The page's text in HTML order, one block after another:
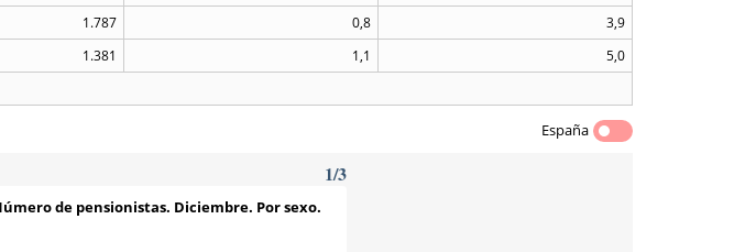
1.787 0,8
3,9
1.381 1,1
5,0
España